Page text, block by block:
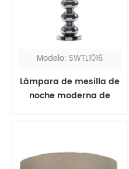
Modelo: SWTL1016
Lámpara de mesilla de
noche moderna de